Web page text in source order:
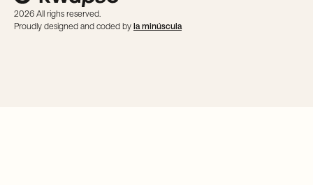
2026 All righs reserved.
Proudly designed and coded by la minúscula